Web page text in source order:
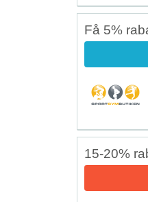
Få 5%
15-20%